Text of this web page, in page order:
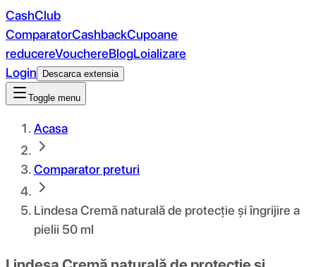
CashClub
ComparatorCashbackCupoane
reducereVouchereBlogLoializare
Login
Descarca extensia
Toggle menu
Acasa
Comparator preturi
Lindesa Cremă naturală de protecție și îngrijire a
pielii 50 ml